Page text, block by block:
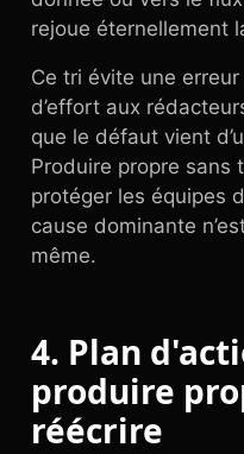
rejoue éternellement
Ce tri évite une
d’effort aux
que le défaut vient
Produire propre sans
protéger les équipes
cause dominante
même.
4. Plan
produire
réécrire